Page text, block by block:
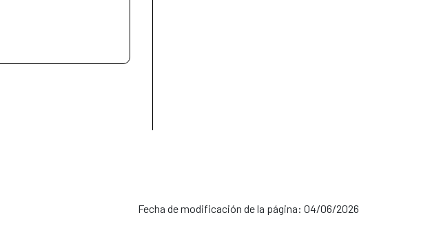
Fecha de modificación de la página: 04/06/2026